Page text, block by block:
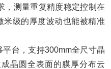
，测量重复精度稳定控制在
米级的厚度波动也能被精准
台，支持300mm全尺寸晶
晶圆全表面的膜厚分布云